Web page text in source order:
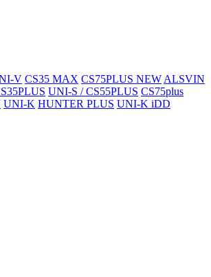
V CS35 MAX CS75PLUS NEW ALSVIN
UNI-S / CS55PLUS CS75plus
UNI-K HUNTER PLUS UNI-K iDD